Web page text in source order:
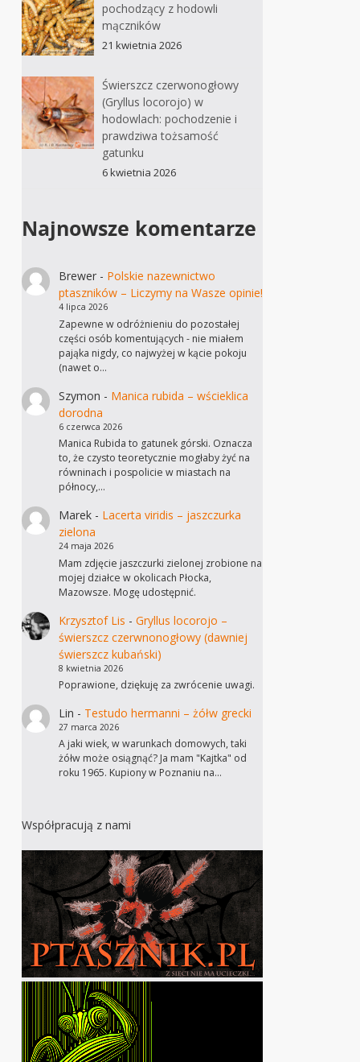
pochodzący z hodowli
mączników
21 kwietnia 2026
Świerszcz czerwonogłowy
(Gryllus locorojo) w
hodowlach: pochodzenie i
prawdziwa tożsamość
gatunku
6 kwietnia 2026
Najnowsze komentarze
Brewer- Polskie nazewnictwo
ptaszników – Liczymy na Wasze opinie!
4 lipca 2026
Zapewne w odróżnieniu do pozostałej
części osób komentujących - nie miałem
pająka nigdy, co najwyżej w kącie pokoju
(nawet o…
Szymon - Manica rubida – wścieklica
dorodna
6 czerwca 2026
Manica Rubida to gatunek górski. Oznacza
to, że czysto teoretycznie mogłaby żyć na
równinach i pospolicie w miastach na
północy,…
Marek- Lacerta viridis – jaszczurka
zielona
24 maja 2026
Mam zdjęcie jaszczurki zielonej zrobione na
mojej działce w okolicach Płocka,
Mazowsze. Mogę udostępnić.
Krzysztof Lis - Gryllus locorojo –
świerszcz czerwnonogłowy (dawniej
świerszcz kubański)
8 kwietnia 2026
Poprawione, dziękuję za zwrócenie uwagi.
Lin - Testudo hermanni – żółw grecki
27 marca 2026
A jaki wiek, w warunkach domowych, taki
żółw może osiągnąć? Ja mam "Kajtka" od
roku 1965. Kupiony w Poznaniu na…
Współpracują z nami